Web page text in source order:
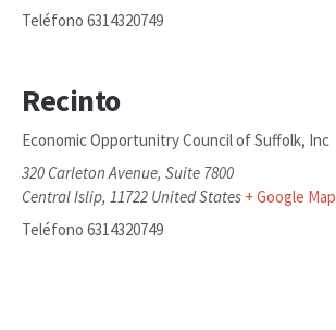
Teléfono 6314320749
Recinto
Economic Opportunitry Council of Suffolk, Inc
320 Carleton Avenue, Suite 7800
Central Islip, 11722 United States + Google Map
Teléfono 6314320749